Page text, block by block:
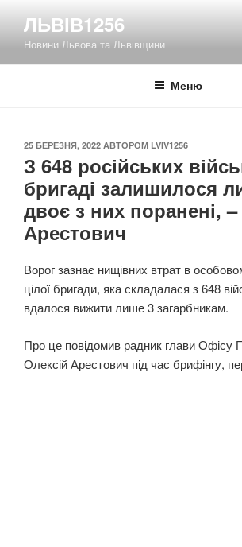
вмісту
ЛЬВІВ1256
Новини Львова та Львівщини
Меню
ОПУБЛІКОВАНО
25 БЕРЕЗНЯ, 2022 АВТОРОМ LVIV1256
З 648 російських
бригаді залишилося
двоє з них поранені, –
Арестович
Ворог зазнає нищівних втрат в
цілої бригади, яка складалася з 648
вдалося вижити лише 3 загарбникам.
Про це повідомив радник глави Офісу
Олексій Арестович під час брифінгу,